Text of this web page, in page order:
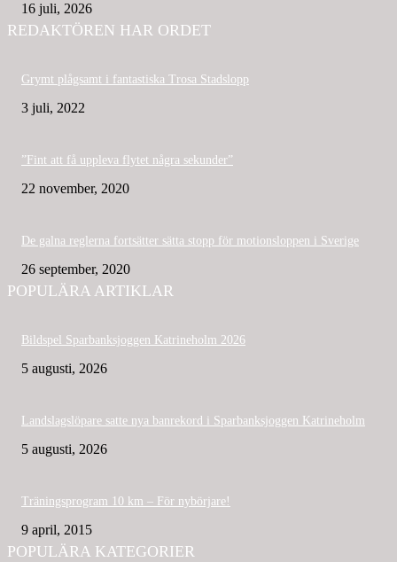
16 juli, 2026
REDAKTÖREN HAR ORDET
Grymt plågsamt i fantastiska Trosa Stadslopp
3 juli, 2022
”Fint att få uppleva flytet några sekunder”
22 november, 2020
De galna reglerna fortsätter sätta stopp för motionsloppen i Sverige
26 september, 2020
POPULÄRA ARTIKLAR
Bildspel Sparbanksjoggen Katrineholm 2026
5 augusti, 2026
Landslagslöpare satte nya banrekord i Sparbanksjoggen Katrineholm
5 augusti, 2026
Träningsprogram 10 km – För nybörjare!
9 april, 2015
POPULÄRA KATEGORIER